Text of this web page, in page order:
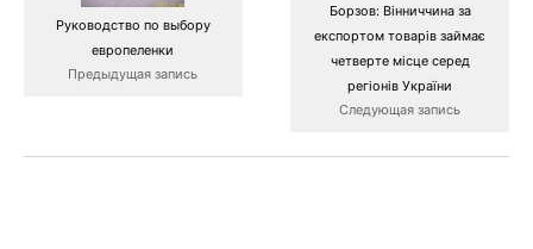
Руководство по выбору
европеленки
Предыдущая запись
Борзов: Вінниччина за
експортом товарів займає
четверте місце серед
регіонів України
Следующая запись